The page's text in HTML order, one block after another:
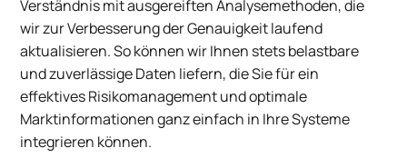
Verständnis mit ausgereiften Analysemethoden, die
wir zur Verbesserung der Genauigkeit laufend
aktualisieren. So können wir Ihnen stets belastbare
und zuverlässige Daten liefern, die Sie für ein
effektives Risikomanagement und optimale
Marktinformationen ganz einfach in Ihre Systeme
integrieren können.